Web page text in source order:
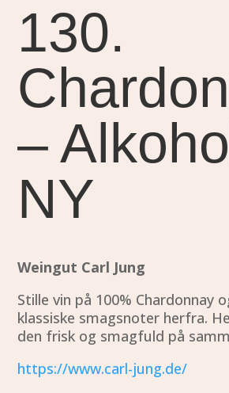
130.
–
NY
Weingut Carl Jung
Stille vin på 100% Chardonnay
klassiske smagsnoter herfra.
den frisk og smagfuld på
https://www.carl-jung.de/